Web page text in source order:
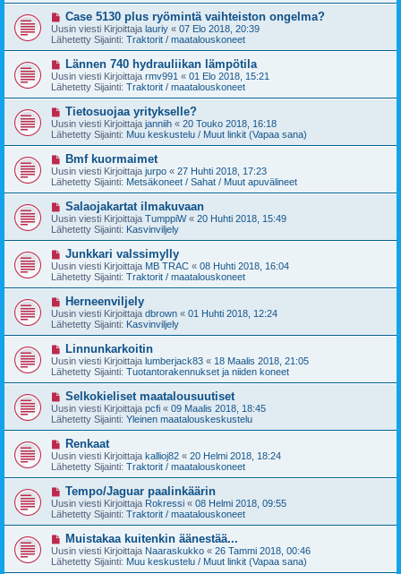
t
e
s
t
U
u
s
i
v
e
s
t
Case 5130 plus ryömintä vaihteiston ongelma?
Uusin viesti Kirjoittaja lauriy « 07 Elo 2018, 20:39
Lähetetty Sijainti: Traktorit / maatalouskoneet
U
u
s
i
v
e
s
t
Lännen 740 hydrauliikan lämpötila
Uusin viesti Kirjoittaja rmv991 « 01 Elo 2018, 15:21
Lähetetty Sijainti: Traktorit / maatalouskoneet
U
u
s
i
v
e
s
t
Tietosuojaa yritykselle?
Uusin viesti Kirjoittaja janniih « 20 Touko 2018, 16:18
Lähetetty Sijainti: Muu keskustelu / Muut linkit (Vapaa sana)
U
u
s
i
v
e
s
t
Bmf kuormaimet
Uusin viesti Kirjoittaja jurpo « 27 Huhti 2018, 17:23
Lähetetty Sijainti: Metsäkoneet / Sahat / Muut apuvälineet
U
u
s
i
e
s
t
Salaojakartat ilmakuvaan
Uusin viesti Kirjoittaja TumppiW« 20 Huhti 2018, 15:49
Lähetetty Sijainti: Kasvinviljely
U
u
s
i
v
e
s
t
Junkkari valssimylly
Uusin viesti Kirjoittaja MB TRAC « 08 Huhti 2018, 16:04
Lähetetty Sijainti: Traktorit / maatalouskoneet
U
u
s
i
v
e
s
t
Herneenviljely
Uusin viesti Kirjoittaja dbrown « 01 Huhti 2018, 12:24
Lähetetty Sijainti: Kasvinviljely
U
u
s
i
v
e
s
t
Linnunkarkoitin
Uusin viesti Kirjoittaja lumberjack83 « 18 Maalis 2018, 21:05
Lähetetty Sijainti: Tuotantorakennukset ja niiden koneet
U
u
s
i
v
e
s
t
Selkokieliset maatalousuutiset
Uusin viesti Kirjoittaja pcfi « 09 Maalis 2018, 18:45
Lähetetty Sijainti: Yleinen maatalouskeskustelu
U
u
s
i
v
e
s
t
Renkaat
Uusin viesti Kirjoittaja kallioj82 « 20 Helmi 2018, 18:24
Lähetetty Sijainti: Traktorit / maatalouskoneet
U
u
s
i
v
e
s
Tempo/Jaguar paalinkäärin
Uusin viesti Kirjoittaja Rokressi « 08 Helmi 2018, 09:55
Lähetetty Sijainti: Traktorit / maatalouskoneet
U
u
s
i
Muistakaa kuitenkin äänestää...
Uusin viesti Kirjoittaja Naaraskukko « 26 Tammi 2018, 00:46
Lähetetty Sijainti: Muu keskustelu / Muut linkit (Vapaa sana)